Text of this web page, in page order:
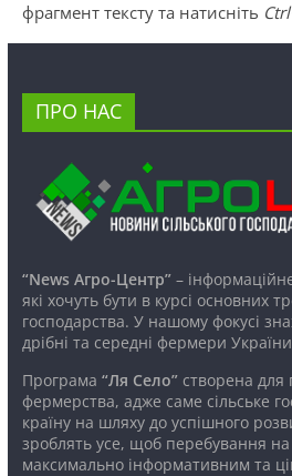
фрагмент тексту та натисніть
ПРО НАС
“News Агро-Центр”–
які хочуть бути в курсі основних
господарства. У нашому фокусі
дрібні та середні фермери
Програма “Ля Село”створена для
фермерства, адже саме сільське
країну на шляху до успішного
зроблять усе, щоб перебування
максимально інформативним та